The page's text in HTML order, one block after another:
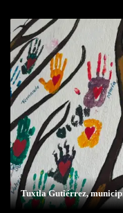
Tuxtla Gutiérrez,